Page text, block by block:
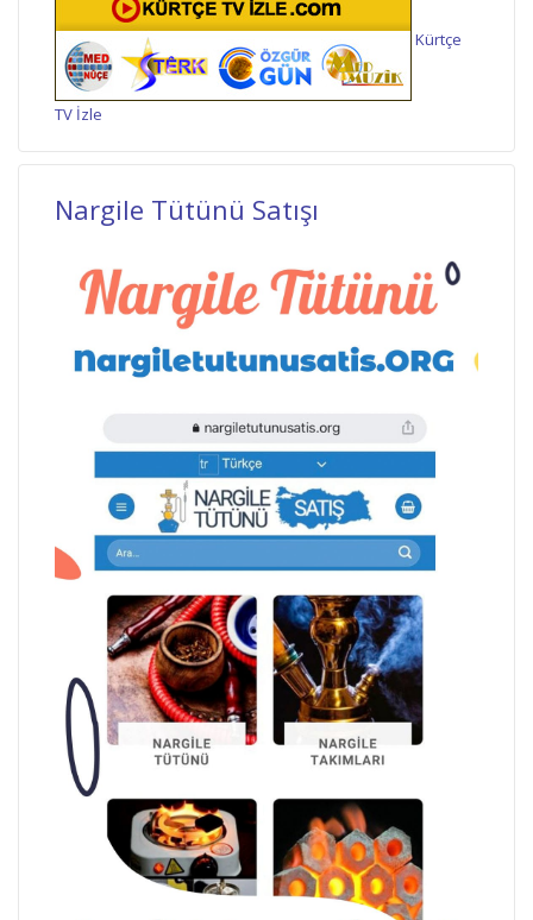
Kürtçe
TV İzle
Nargile Tütünü Satışı